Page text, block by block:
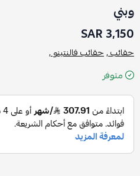
وبني
3,150 SAR
حقائب ,حقائب فالنتينو ,
متوفر